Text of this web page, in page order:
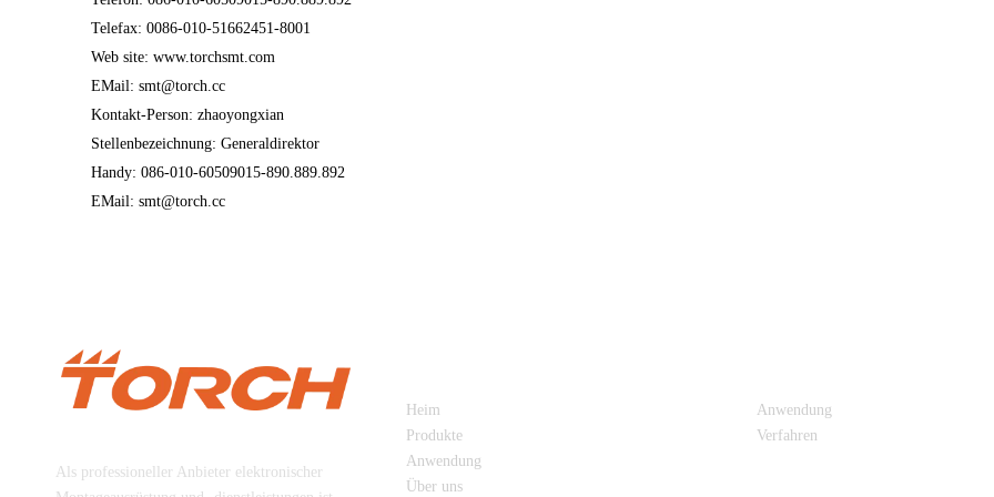
Telefax: 0086-010-51662451-8001
Web site: www.torchsmt.com
EMail: smt@torch.cc
Kontakt-Person: zhaoyongxian
Stellenbezeichnung: Generaldirektor
Handy: 086-010-60509015-890.889.892
EMail: smt@torch.cc
Als professioneller Anbieter elektronischer
Heim
Produkte
Anwendung
Über uns
Anwendung
Verfahren